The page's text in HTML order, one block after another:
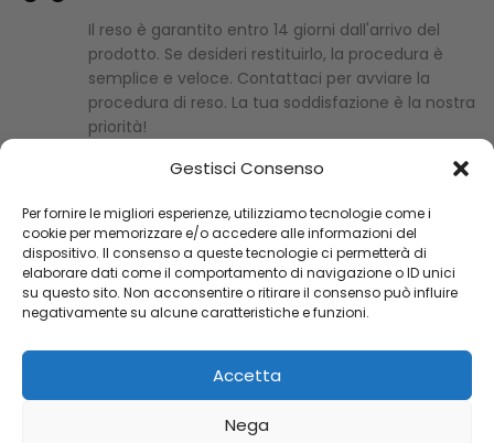
Gestisci Consenso
Per fornire le migliori esperienze, utilizziamo tecnologie come i
cookie per memorizzare e/o accedere alle informazioni del
dispositivo. Il consenso a queste tecnologie ci permetterà di
elaborare dati come il comportamento di navigazione o ID unici
su questo sito. Non acconsentire o ritirare il consenso può influire
negativamente su alcune caratteristiche e funzioni.
Accetta
Nega
Il reso è garantito entro 14 giorni dall'arrivo del
prodotto. Se desideri restituirlo, la procedura è
semplice e veloce. Contattaci per avviare la
procedura di reso. La tua soddisfazione è la nostra
priorità!
Fattura per Aziende
Se sei titolare di P.IVA, puoi scaricare l'IVA sui tuoi
acquisti. Basta inviare i dati aziendali completi,
inclusi la P.IVA e il codice univoco dell’azienda, per
ricevere la fattura valida ai fini fiscali. Contattaci
per fornire i tuoi dati e completare l'acquisto.
Oltre 70 anni di esperienza e professionalità. La scelta perfetta